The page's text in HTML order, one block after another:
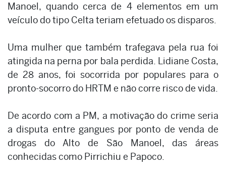
Manoel, quando cerca de 4 elementos em um
veículo do tipo Celta teriam efetuado os disparos.
Uma mulher que também trafegava pela rua foi
atingida na perna por bala perdida. Lidiane Costa,
de 28 anos, foi socorrida por populares para o
pronto-socorro do HRTM e não corre risco de vida.
De acordo com a PM, a motivação do crime seria
a disputa entre gangues por ponto de venda de
drogas do Alto de São Manoel, das áreas
conhecidas como Pirrichiu e Papoco.